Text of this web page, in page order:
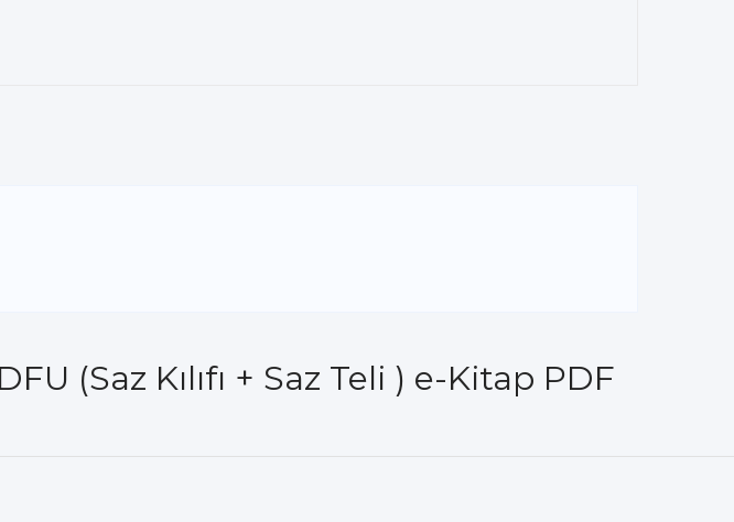
(Saz Kılıfı + Saz Teli ) e-Kitap PDF